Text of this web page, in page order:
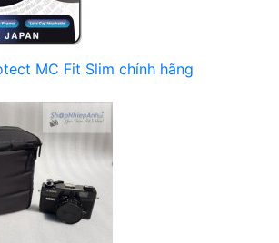
MC Fit Slim chính hãng